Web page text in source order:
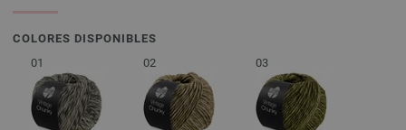
COLORES DISPONIBLES
01
02 03